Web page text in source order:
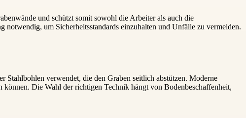
und schützt somit sowohl die Arbeiter als auch die
notwendig, um Sicherheitsstandards einzuhalten und Unfälle zu vermeiden.
verwendet, die den Graben seitlich abstützen. Moderne
können. Die Wahl der richtigen Technik hängt von Bodenbeschaffenheit,